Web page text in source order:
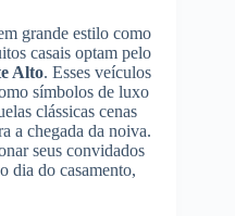
grande estilo como
casais optam pelo
Alto. Esses veículos
símbolos de luxo
clássicas cenas
a chegada da noiva.
seus convidados
dia do casamento,